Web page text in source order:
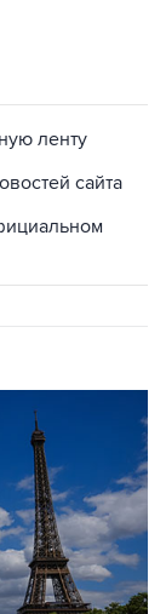
ленту
сайта